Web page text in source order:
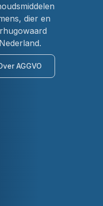
dier en
AGGVO